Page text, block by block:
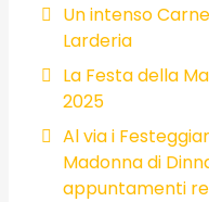
Un intenso
Larderia
La Festa della
2025
Al via i
Madonna di
appuntamenti